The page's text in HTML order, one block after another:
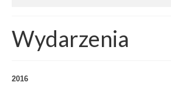
O nas
Wydarzenia
2016